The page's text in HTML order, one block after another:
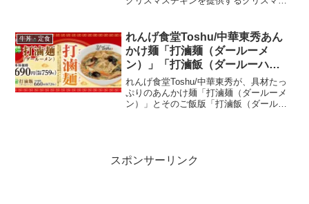
製漬け込みダレを使用し、鶏肉の旨味を
引き立て、高温...
牛丼・定食
れんげ食堂Toshu/中華東秀あん
かけ麺「打滷麺（ダールーメ
ン）」「打滷飯（ダールーハ
ン）」発売！2024年2月21日から
れんげ食堂Toshu/中華東秀が、具材たっ
ぷりのあんかけ麺「打滷麺（ダールーメ
ン）」とそのご飯版「打滷飯（ダールー
スポンサーリンク